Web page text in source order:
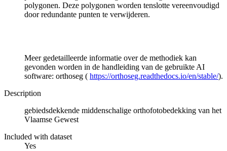
polygonen. Deze polygonen worden tenslotte vereenvoudigd
door redundante punten te verwijderen.
Meer gedetailleerde informatie over de methodiek kan
gevonden worden in de handleiding van de gebruikte AI
software: orthoseg ( https://orthoseg.readthedocs.io/en/stable/).
Description
gebiedsdekkende middenschalige orthofotobedekking van het
Vlaamse Gewest
Included with dataset
Yes